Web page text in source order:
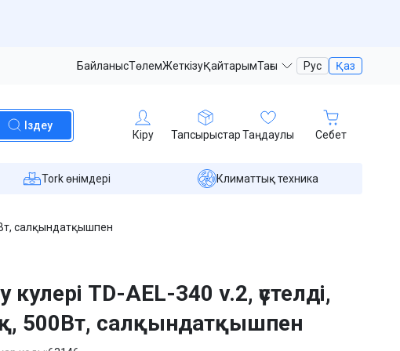
БайланысТөлемЖеткізуҚайтарымТағы Рус Қаз
Іздеу
Кіру ТапсырыстарТаңдаулы Себет
Tork өнімдері Климаттық техника
салқындатқышпен
кулері TD-AEL-340 v.2, үстелді,
500Вт, салқындатқышпен